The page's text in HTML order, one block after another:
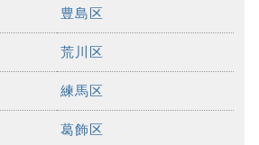
豊島区
荒川区
練馬区
葛飾区